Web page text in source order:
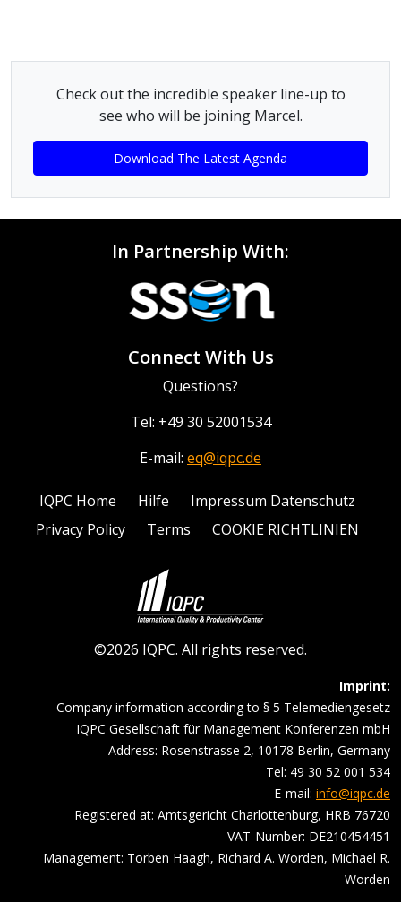
Check out the incredible speaker line-up to
see who will be joining Marcel.
Download The Latest Agenda
In Partnership With:
Connect With Us
Questions?
Tel: +49 30 52001534
E-mail: eq@iqpc.de
IQPC Home Hilfe
Impressum Datenschutz
Privacy Policy
Terms COOKIE RICHTLINIEN
©2026 IQPC. All rights reserved.
Imprint:
Company information according to § 5 Telemediengesetz
IQPC Gesellschaft für Management Konferenzen mbH
Address: Rosenstrasse 2, 10178 Berlin, Germany
Tel: 49 30 52 001 534
E-mail: info@iqpc.de
Registered at: Amtsgericht Charlottenburg, HRB 76720
VAT-Number: DE210454451
Management: Torben Haagh, Richard A. Worden, Michael R.
Worden